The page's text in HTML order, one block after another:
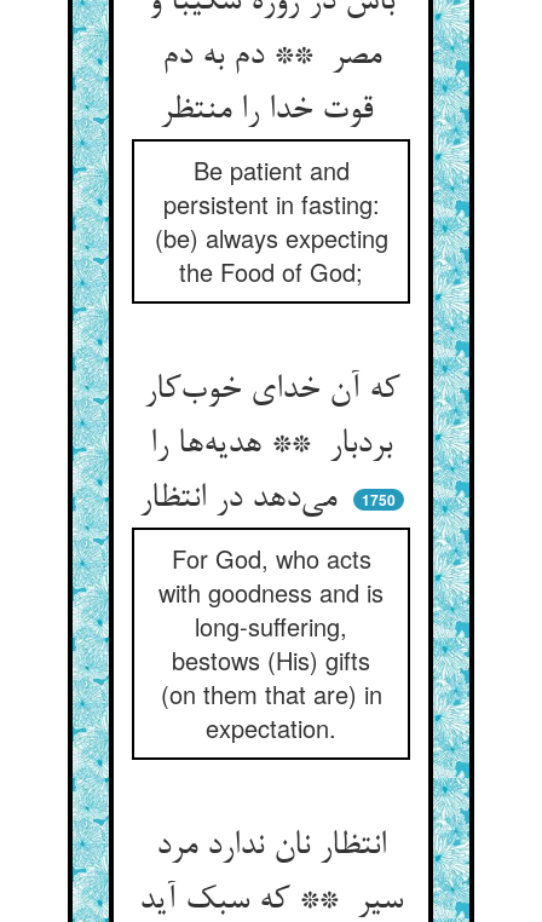
مصر ** دم به دم
قوت خدا را منتظر
Be patient and
persistent in fasting:
(be) always expecting
the Food of God;
که آن خدای خوب‌کار
بردبار ** هدیه‌ها را
می‌دهد در انتظار
1750
For God, who acts
with goodness and is
long-suffering,
bestows (His) gifts
(on them that are) in
expectation.
انتظار نان ندارد مرد
سیر ** که سبک آید